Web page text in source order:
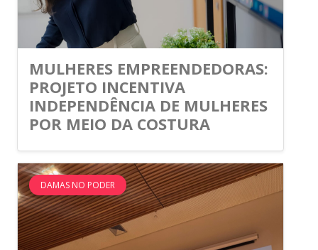
MULHERES EMPREENDEDORAS:
PROJETO INCENTIVA
INDEPENDÊNCIA DE MULHERES
POR MEIO DA COSTURA
DAMAS NO PODER